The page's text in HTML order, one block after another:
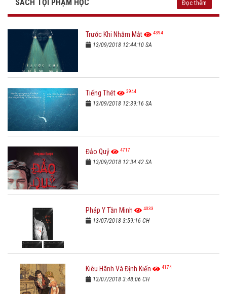
SÁCH TỘI PHẠM HỌC Đọc thêm
Trước Khi Nhắm Mắt 4394
13/09/2018 12:44:10 SA
Tiếng Thét 3944
13/09/2018 12:39:16 SA
Đảo Quỷ 4717
13/09/2018 12:34:42 SA
Pháp Y Tần Minh 4033
13/07/2018 3:59:16 CH
Kiêu Hãnh Và Định Kiến 4174
13/07/2018 3:48:06 CH